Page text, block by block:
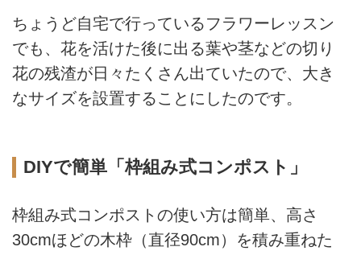
ちょうど自宅で行っているフラワーレッスン
でも、花を活けた後に出る葉や茎などの切り
花の残渣が日々たくさん出ていたので、大き
なサイズを設置することにしたのです。
DIYで簡単「枠組み式コンポスト」
枠組み式コンポストの使い方は簡単、高さ
30cmほどの木枠（直径90cm）を積み重ねた